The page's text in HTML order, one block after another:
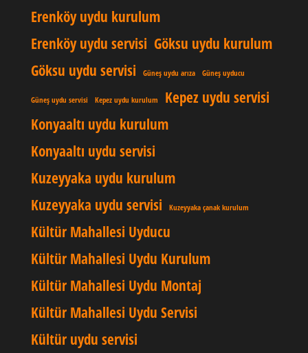
Erenköy uydu kurulum
Erenköy uydu servisi Göksu uydu kurulum
Göksu uydu servisi
Güneş uydu arıza Güneş uyducu
Güneş uydu servisi Kepez uydu kurulum
Kepez uydu servisi
Konyaaltı uydu kurulum
Konyaaltı uydu servisi
Kuzeyyaka uydu kurulum
Kuzeyyaka uydu servisi
Kuzeyyaka çanak kurulum
Kültür Mahallesi Uyducu
Kültür Mahallesi Uydu Kurulum
Kültür Mahallesi Uydu Montaj
Kültür Mahallesi Uydu Servisi
Kültür uydu servisi